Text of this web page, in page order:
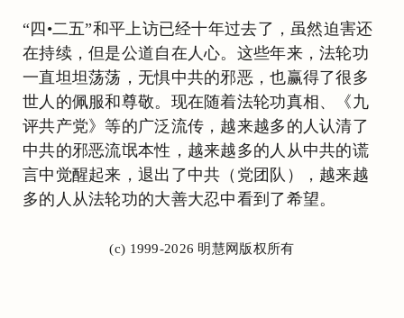
“四•二五”和平上访已经十年过去了，虽然迫害还
在持续，但是公道自在人心。这些年来，法轮功
一直坦坦荡荡，无惧中共的邪恶，也赢得了很多
世人的佩服和尊敬。现在随着法轮功真相、《九
评共产党》等的广泛流传，越来越多的人认清了
中共的邪恶流氓本性，越来越多的人从中共的谎
言中觉醒起来，退出了中共（党团队），越来越
多的人从法轮功的大善大忍中看到了希望。
(c) 1999-2026 明慧网版权所有